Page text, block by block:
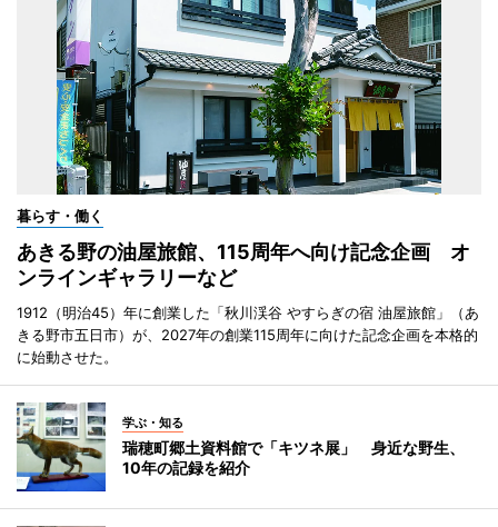
暮らす・働く
あきる野の油屋旅館、115周年へ向け記念企画 オ
ンラインギャラリーなど
1912（明治45）年に創業した「秋川渓谷 やすらぎの宿 油屋旅館」（あ
きる野市五日市）が、2027年の創業115周年に向けた記念企画を本格的
に始動させた。
学ぶ・知る
瑞穂町郷土資料館で「キツネ展」 身近な野生、
10年の記録を紹介